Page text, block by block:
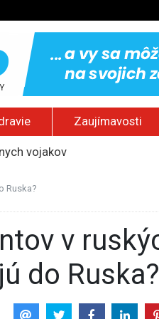
Zaujímavosti
vojakov
Ruska?
do Ruska?